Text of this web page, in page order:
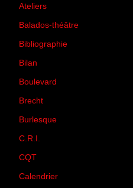
Ateliers
Balados-théâtre
Bibliographie
Bilan
Boulevard
Brecht
Burlesque
C.R.I.
CQT
Calendrier